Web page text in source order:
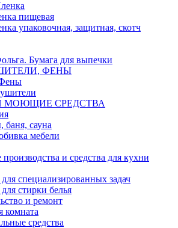
пищевая
упаковочная, защитная, скотч
Бумага для выпечки
ФЕНЫ
МОЮЩИЕ СРЕДСТВА
баня, сауна
мебели
и средства для кухни
специализированных задач
стирки белья
и ремонт
комната
средства